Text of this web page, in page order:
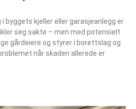
byggets kjeller eller garasjeanlegg er
seg sakte – men med potensielt
gårdeiere og styrer i borettslag og
når skaden allerede er